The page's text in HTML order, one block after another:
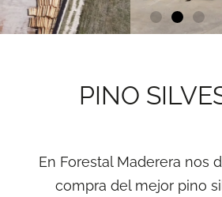
PINO
En Forestal Maderera nos
compra del mejor pino